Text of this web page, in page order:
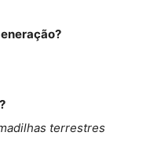
terrestres